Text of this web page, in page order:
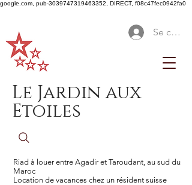
google.com, pub-3039747319463352, DIRECT, f08c47fec0942fa0
Se
Le Jardin aux
Etoiles
Riad à louer entre Agadir et Taroudant, au sud du
Maroc
Location de vacances chez un résident suisse